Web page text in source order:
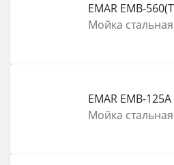
EMAR EMB-
Мойка стальная
EMAR EMB-
Мойка стальная